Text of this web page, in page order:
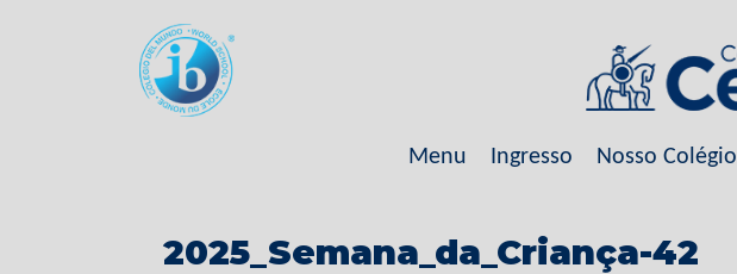
Menu Ingresso Nosso Colégio
2025_Semana_da_Criança-42